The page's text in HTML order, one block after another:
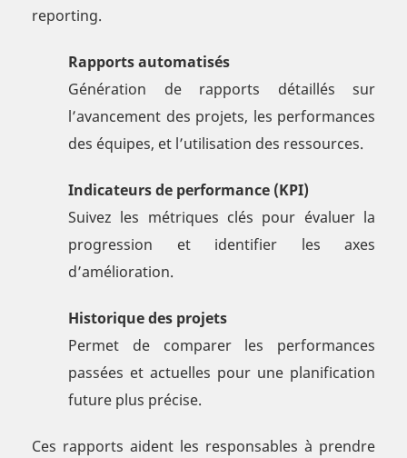
reporting.
Rapports automatisés
Génération de rapports détaillés sur
l’avancement des projets, les performances
des équipes, et l’utilisation des ressources.
Indicateurs de performance (KPI)
Suivez les métriques clés pour évaluer la
progression et identifier les axes
d’amélioration.
Historique des projets
Permet de comparer les performances
passées et actuelles pour une planification
future plus précise.
Ces rapports aident les responsables à prendre